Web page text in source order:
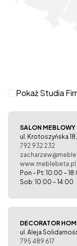
Pokaż Studia
SALON
ul. Krotoszyńska
792 932 232
www.meblebeta.pl
Pon - Pt: 10:00 –
Sob: 10:00 – 14:00
DECORATOR
ul. Aleja
795 489 617